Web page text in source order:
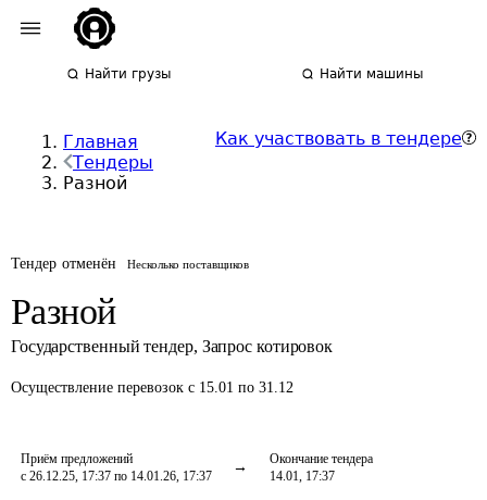
Найти грузы Найти машины
Главная
Тендеры
Разной
Как участвовать в тендере
Тендер отменён Несколько поставщиков
Разной
Государственный тендер, Запрос котировок
Осуществление перевозок с 15.01 по 31.12
Приём предложений
с 26.12.25, 17:37 по 14.01.26, 17:37
Окончание тендера
14.01, 17:37